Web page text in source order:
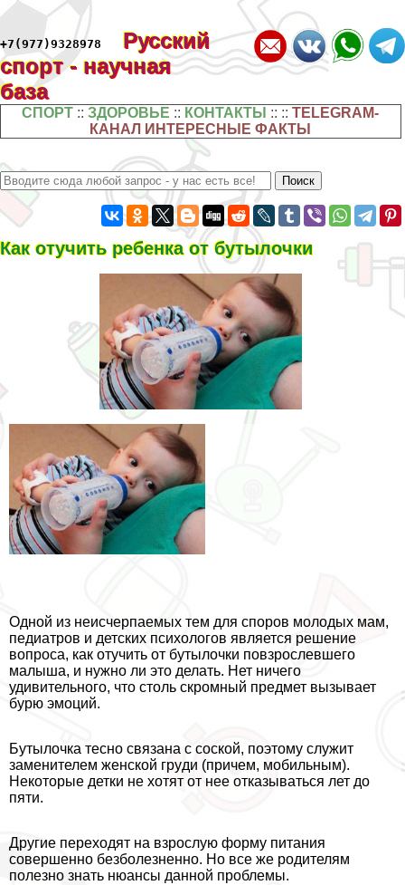
+7(977)9328978
Русский
спорт - научная
база
СПОРТ ::ЗДОРОВЬЕ :: КОНТАКТЫ :: ::TELEGRAM-
КАНАЛ ИНТЕРЕСНЫЕ ФАКТЫ
Как отучить ребенка от бутылочки
Одной из неисчерпаемых тем для споров молодых мам,
педиатров и детских психологов является решение
вопроса, как отучить от бутылочки повзрослевшего
малыша, и нужно ли это делать. Нет ничего
удивительного, что столь скромный предмет вызывает
бурю эмоций.
Бутылочка тесно связана с соской, поэтому служит
заменителем женской гpyди (причем, мобильным).
Некоторые детки не хотят от нее отказываться лет до
пяти.
Другие переходят на взрослую форму питания
совершенно безболезненно. Но все же родителям
полезно знать нюансы данной проблемы.